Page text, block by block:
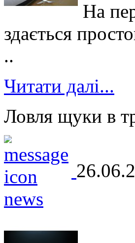
На
здається
..
Читати далі...
Ловля щуки в